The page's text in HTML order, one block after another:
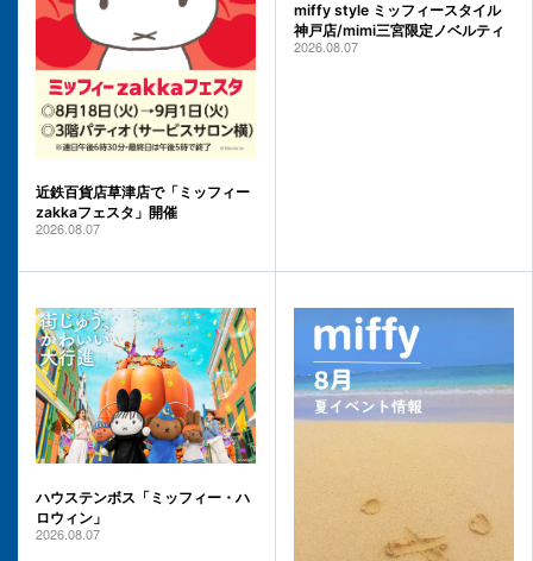
近鉄百貨店草津店で「ミッフィー
zakkaフェスタ」開催
2026.08.07
miffy style ミッフィースタイル
神戸店/mimi三宮限定ノベルティ
2026.08.07
ハウステンボス「ミッフィー・ハ
ロウィン」
2026.08.07